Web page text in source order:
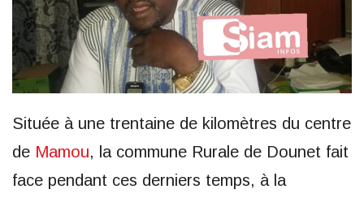
Située à une trentaine de kilomètres du centre
de Mamou, la commune Rurale de Dounet fait
face pendant ces derniers temps, à la